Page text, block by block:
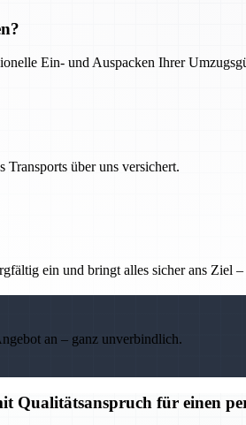
Ein- und Auspacken Ihrer
Transports über uns versichert.
ein und bringt alles sicher ans Ziel
an – ganz unverbindlich.
Qualitätsanspruch für einen